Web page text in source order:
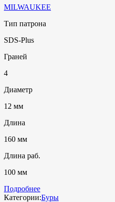
MILWAUKEE
Тип патрона
SDS-Plus
Граней
4
Диаметр
12 мм
Длина
160 мм
Длина раб.
100 мм
Подробнее
Категории:Буры